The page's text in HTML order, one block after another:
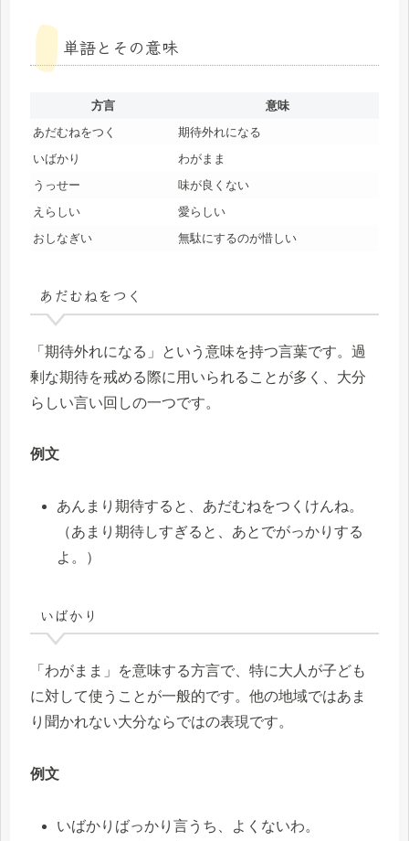
単語とその意味
方言
意味
あだむねをつく
期待外れになる
いばかり
わがまま
うっせー
味が良くない
えらしい
愛らしい
おしなぎい
無駄にするのが惜しい
あだむねをつく
「期待外れになる」という意味を持つ言葉です。過
剰な期待を戒める際に用いられることが多く、大分
らしい言い回しの一つです。
例文
あんまり期待すると、あだむねをつくけんね。
（あまり期待しすぎると、あとでがっかりする
よ。）
いばかり
「わがまま」を意味する方言で、特に大人が子ども
に対して使うことが一般的です。他の地域ではあま
り聞かれない大分ならではの表現です。
例文
いばかりばっかり言うち、よくないわ。